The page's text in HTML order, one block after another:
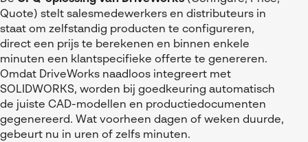
Quote) stelt salesmedewerkers en distributeurs in
staat om zelfstandig producten te configureren,
direct een prijs te berekenen en binnen enkele
minuten een klantspecifieke offerte te genereren.
Omdat DriveWorks naadloos integreert met
SOLIDWORKS, worden bij goedkeuring automatisch
de juiste CAD-modellen en productiedocumenten
gegenereerd. Wat voorheen dagen of weken duurde,
gebeurt nu in uren of zelfs minuten.